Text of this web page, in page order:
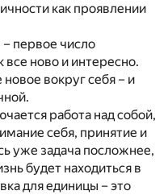
как проявлении
первое число
все ново и интересно.
вокруг себя – и
работа над собой,
себя, принятие и
уже задача посложнее,
будет находиться в
для единицы – это